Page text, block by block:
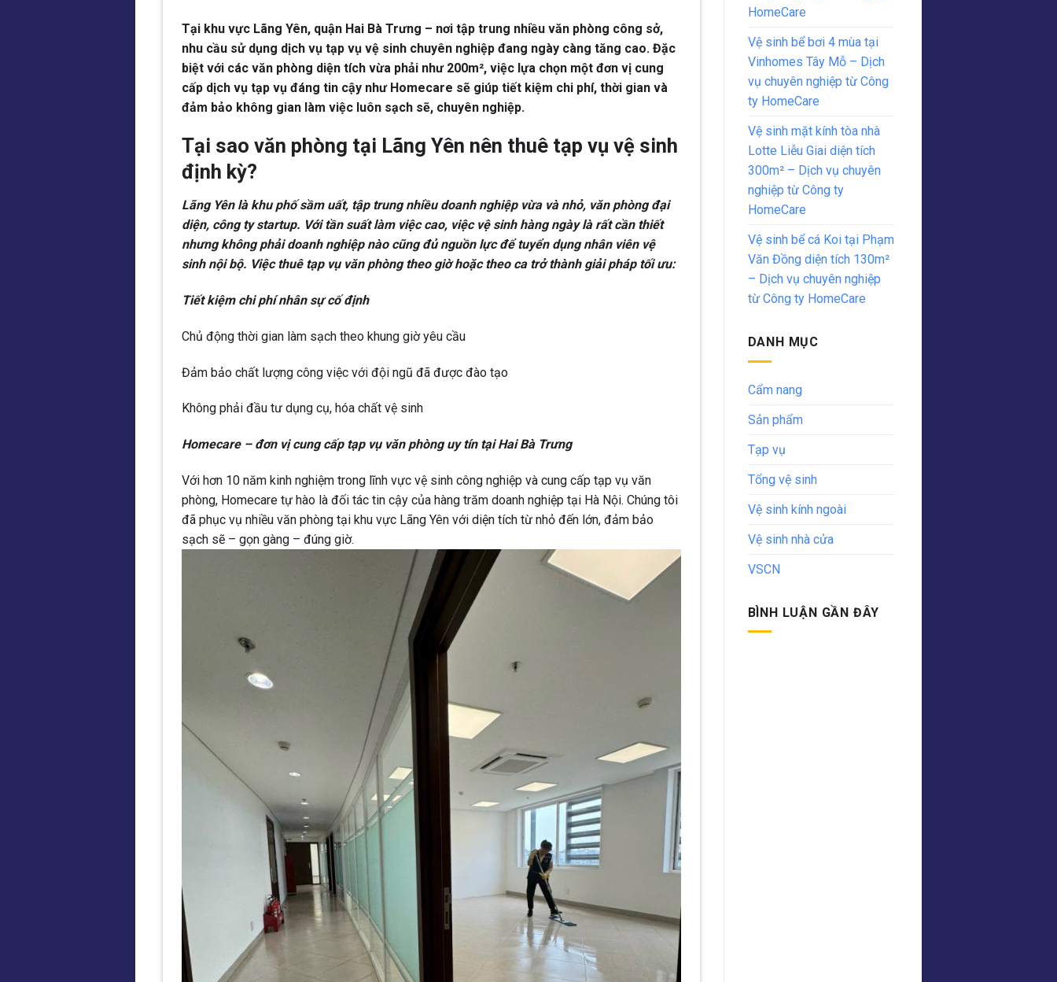
Tại khu vực Lãng Yên, quận Hai Bà Trưng – nơi tập trung nhiều văn phòng công sở,
nhu cầu sử dụng dịch vụ tạp vụ vệ sinh chuyên nghiệp đang ngày càng tăng cao. Đặc
biệt với các văn phòng diện tích vừa phải như 200m², việc lựa chọn một đơn vị cung
cấp dịch vụ tạp vụ đáng tin cậy như Homecare sẽ giúp tiết kiệm chi phí, thời gian và
đảm bảo không gian làm việc luôn sạch sẽ, chuyên nghiệp.
Tại sao văn phòng tại Lãng Yên nên thuê tạp vụ vệ sinh
định kỳ?
Lãng Yên là khu phố sầm uất, tập trung nhiều doanh nghiệp vừa và nhỏ, văn phòng đại
diện, công ty startup. Với tần suất làm việc cao, việc vệ sinh hàng ngày là rất cần thiết
nhưng không phải doanh nghiệp nào cũng đủ nguồn lực để tuyển dụng nhân viên vệ
sinh nội bộ. Việc thuê tạp vụ văn phòng theo giờ hoặc theo ca trở thành giải pháp tối ưu:
Tiết kiệm chi phí nhân sự cố định
Chủ động thời gian làm sạch theo khung giờ yêu cầu
Đảm bảo chất lượng công việc với đội ngũ đã được đào tạo
Không phải đầu tư dụng cụ, hóa chất vệ sinh
Homecare – đơn vị cung cấp tạp vụ văn phòng uy tín tại Hai Bà Trưng
Với hơn 10 năm kinh nghiệm trong lĩnh vực vệ sinh công nghiệp và cung cấp tạp vụ văn
phòng, Homecare tự hào là đối tác tin cậy của hàng trăm doanh nghiệp tại Hà Nội. Chúng tôi
đã phục vụ nhiều văn phòng tại khu vực Lãng Yên với diện tích từ nhỏ đến lớn, đảm bảo
sạch sẽ – gọn gàng – đúng giờ.
HomeCare
Vệ sinh bể bơi 4 mùa tại
Vinhomes Tây Mỗ – Dịch
vụ chuyên nghiệp từ Công
ty HomeCare
Vệ sinh mặt kính tòa nhà
Lotte Liễu Giai diện tích
300m² – Dịch vụ chuyên
nghiệp từ Công ty
HomeCare
Vệ sinh bể cá Koi tại Phạm
Văn Đồng diện tích 130m²
– Dịch vụ chuyên nghiệp
từ Công ty HomeCare
DANH MỤC
Cẩm nang
Sản phẩm
Tạp vụ
Tổng vệ sinh
Vệ sinh kính ngoài
Vệ sinh nhà cửa
VSCN
BÌNH LUẬN GẦN ĐÂY